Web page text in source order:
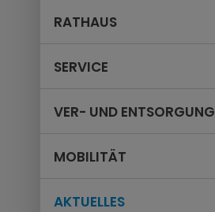
RATHAUS
SERVICE
VER- UND ENTSORGUNG
MOBILITÄT
AKTUELLES